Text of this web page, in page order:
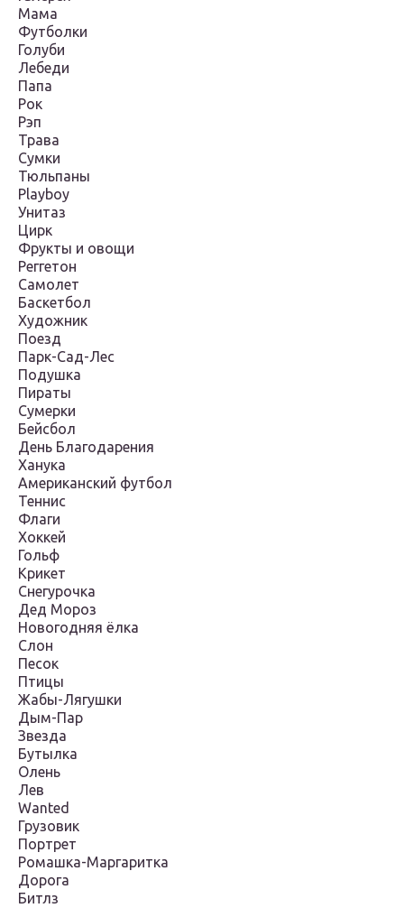
Мама
Футболки
Голуби
Лебеди
Папа
Рок
Рэп
Трава
Сумки
Тюльпаны
Playboy
Унитаз
Цирк
Фрукты и овощи
Реггетон
Самолет
Баскетбол
Художник
Поезд
Парк-Сад-Лес
Подушка
Пираты
Сумерки
Бейсбол
День Благодарения
Ханука
Американский футбол
Теннис
Флаги
Хоккей
Гольф
Крикет
Снегурочка
Дед Мороз
Новогодняя ёлка
Слон
Песок
Птицы
Жабы-Лягушки
Дым-Пар
Звезда
Бутылка
Олень
Лев
Wanted
Грузовик
Портрет
Ромашка-Маргаритка
Дорога
Битлз